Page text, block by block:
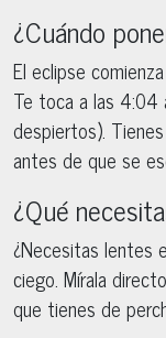
¿Cuándo
El eclipse
Te toca a las 4:04
despiertos).
antes de que se
¿Qué
¿Necesitas lentes
ciego. Mírala
que tienes de